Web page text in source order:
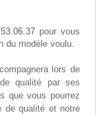
pour vous
du modèle voulu.
lors de
qualité par ses
que vous pourrez
de qualité et notre